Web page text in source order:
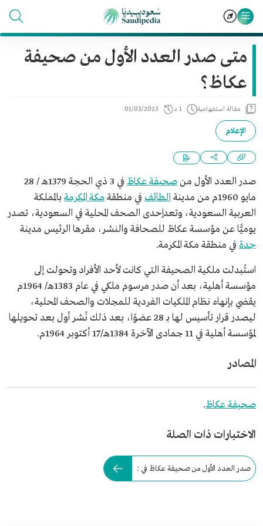
متى صدر العدد الأول من صحيفة
عكاظ؟
مقالة استفهامية 1 د 01/03/2023
الإعلام
صدر العدد الأول منصحيفة عكاظ
في 3 ذي الحجة 1379هـ / 28
مايو 1960م من مدينة
الطائف في منطقة مكة المكرمة بالمملكة
العربية السعودية، وتعدإحدى الصحف المحلية في السعودية، تصدر
يوميًّا عن مؤسسة عكاظ للصحافة والنشر، مقرها الرئيس مدينة
جدة في منطقة مكة المكرمة.
استُبدلت ملكية الصحيفة التي كانت لأحد الأفراد وتحولت إلى
مؤسسة أهلية، بعد أن صدر مرسوم ملكي في عام 1383هـ/ 1964م
يقضي بإنهاء نظام الملكيات الفردية للمجلات والصحف المحلية،
ليصدر قرار تأسيس لها بـ 28 عضوًا، بعد ذلك نُشر أول بعد تحويلها
لمؤسسة أهلية في 11 جمادى الآخرة 1384هـ/17 أكتوبر 1964م.
المصادر
صحيفة عكاظ.
الاختبارات ذات الصلة
صدر العدد الأول من صحيفة عكاظ في :